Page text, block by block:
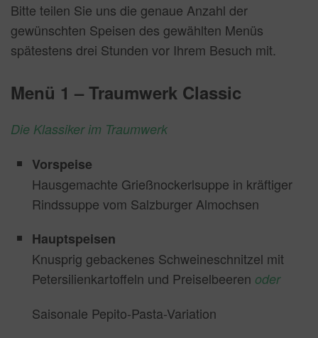
Bitte teilen Sie uns die genaue Anzahl der
gewünschten Speisen des gewählten Menüs
spätestens drei Stunden vor Ihrem Besuch mit.
Menü 1 – Traumwerk Classic
Die Klassiker im Traumwerk
Vorspeise
Hausgemachte Grießnockerlsuppe in kräftiger
Rindssuppe vom Salzburger Almochsen
Hauptspeisen
Knusprig gebackenes Schweineschnitzel mit
Petersilienkartoffeln und Preiselbeeren oder
Saisonale Pepito-Pasta-Variation